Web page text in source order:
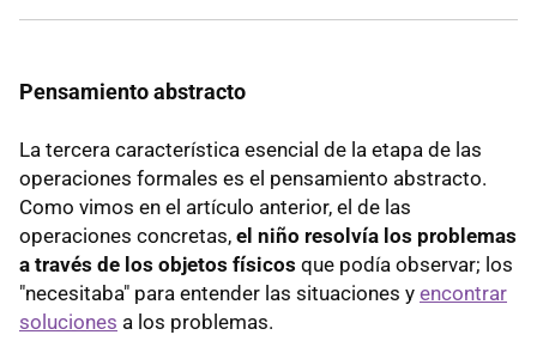
Pensamiento abstracto
La tercera característica esencial de la etapa de las
operaciones formales es el pensamiento abstracto.
Como vimos en el artículo anterior, el de las
operaciones concretas, el niño resolvía los problemas
a través de los objetos físicos que podía observar; los
"necesitaba" para entender las situaciones y encontrar
soluciones a los problemas.